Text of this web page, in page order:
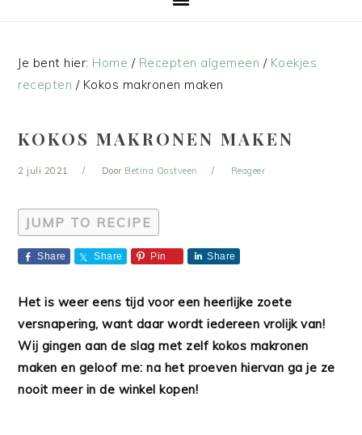
Je bent hier: Home / Recepten algemeen / Koekjes
recepten /Kokos makronen maken
KOKOS MAKRONEN MAKEN
2 juli 2021 Door Betina Oostveen Reageer
JUMP TO RECIPE
Share Share Pin Share
Het is weer eens tijd voor een heerlijke zoete
versnapering, want daar wordt iedereen vrolijk van!
Wij gingen aan de slag met zelf kokos makronen
maken en geloof me: na het proeven hiervan ga je ze
nooit meer in de winkel kopen!